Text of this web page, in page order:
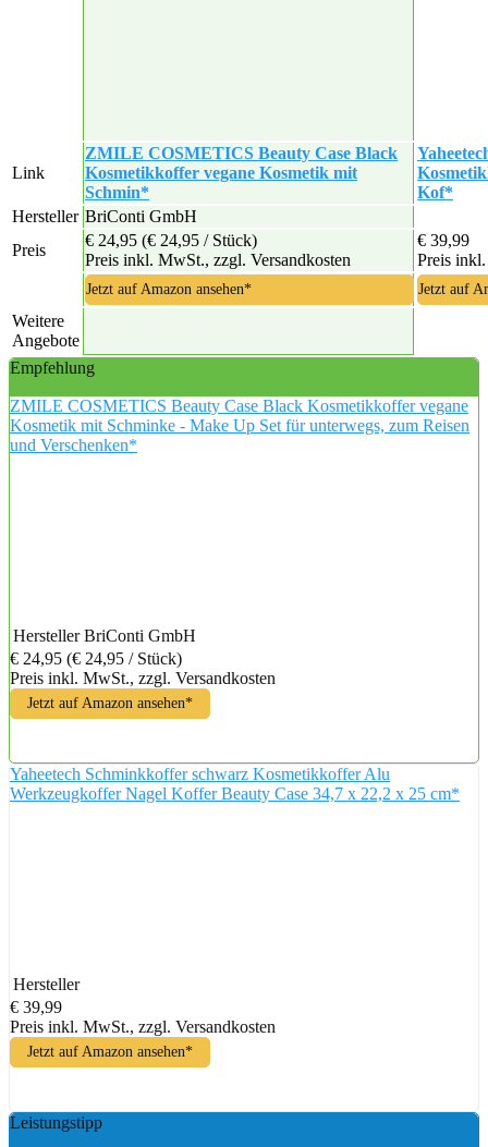
Link
ZMILE COSMETICS Beauty Case Black
Kosmetikkoffer vegane Kosmetik mit
Schmin*
Kof*
Hersteller BriConti GmbH
Preis
€ 24,95 (€ 24,95 / Stück)
Preis inkl. MwSt., zzgl. Versandkosten
€ 39,99
Preis
Jetzt auf Amazon ansehen* Jetzt auf
Weitere
Angebote
Empfehlung
ZMILE COSMETICS Beauty Case Black Kosmetikkoffer vegane
Kosmetik mit Schminke - Make Up Set für unterwegs, zum Reisen
und Verschenken*
Hersteller BriConti GmbH
€ 24,95 (€ 24,95 / Stück)
Preis inkl. MwSt., zzgl. Versandkosten
Jetzt auf Amazon ansehen*
Yaheetech Schminkkoffer schwarz Kosmetikkoffer Alu
Werkzeugkoffer Nagel Koffer Beauty Case 34,7 x 22,2 x 25 cm*
Hersteller
€ 39,99
Preis inkl. MwSt., zzgl. Versandkosten
Jetzt auf Amazon ansehen*
Leistungstipp